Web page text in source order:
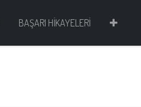
BAŞARI HİKAYELERİ